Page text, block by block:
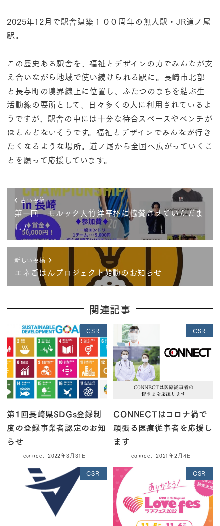
2025年12月で駅舎建築１００周年の無人駅・JR道ノ尾
駅。
この歴史ある駅舎を、福祉とデザインの力でみんなが支
え合いながら地域で使い続けられる駅に。長崎市北部
と長与町の境界線上に位置し、ふたつのまちを結ぶ生
活動線の要所として、日々多くの人に利用されているよ
うですが、駅舎の中には十分な待合スペースやベンチが
ほとんどないそうです。福祉とデザインでみんなが行き
たくなるような場所。道ノ尾から全国へ広がっていくこ
とを願って応援しています。
古い投稿
第一回 モルック大竹洋平杯に協賛させていただま
した
新しい投稿
エネごはんプロジェクト始動のお知らせ
関連記事
CSR
第1回長崎県SDGs登録制
度の登録事業者認定のお知
らせ
connect 2022年3月31日
CSR
CONNECTはコロナ禍で
頑張る医療従事者を応援し
ます
connect 2021年2月4日
CSR CSR